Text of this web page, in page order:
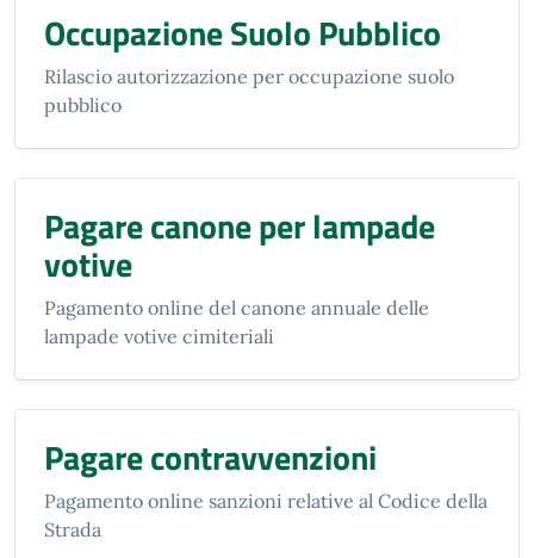
Occupazione Suolo Pubblico
Rilascio autorizzazione per occupazione suolo
pubblico
Pagare canone per lampade
votive
Pagamento online del canone annuale delle
lampade votive cimiteriali
Pagare contravvenzioni
Pagamento online sanzioni relative al Codice della
Strada